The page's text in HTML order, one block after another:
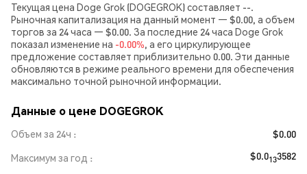
Текущая цена Doge Grok (DOGEGROK) составляет --.
Рыночная капитализация на данный момент — $0.00, а объем
торгов за 24 часа — $0.00. За последние 24 часа Doge Grok
показал изменение на -0.00%, а его циркулирующее
предложение составляет приблизительно 0.00. Эти данные
обновляются в режиме реального времени для обеспечения
максимально точной рыночной информации.
Данные о цене DOGEGROK
Объем за 24ч
$0.00
Максимум за год
$0.0133582